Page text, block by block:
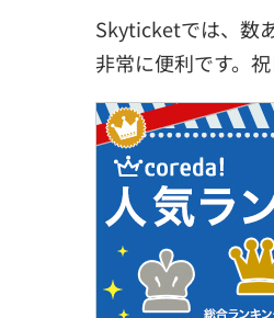
Skyticketでは、数
非常に便利です。